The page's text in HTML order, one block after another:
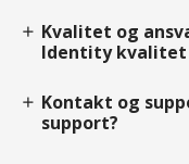
add Kvalitet og
Identity kvalitet
add Kontakt og
support?